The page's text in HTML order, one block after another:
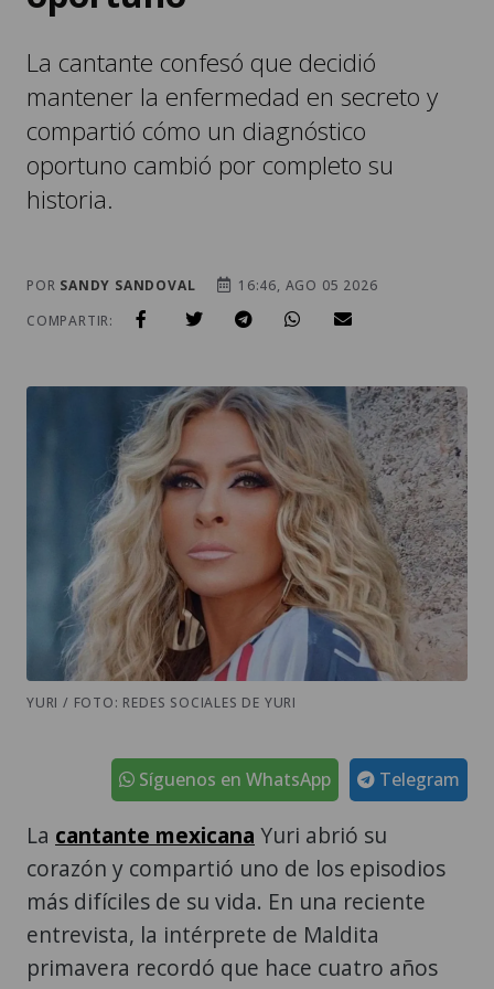
La cantante confesó que decidió
mantener la enfermedad en secreto y
compartió cómo un diagnóstico
oportuno cambió por completo su
historia.
POR SANDY SANDOVAL
16:46, AGO 05 2026
COMPARTIR:
YURI / FOTO: REDES SOCIALES DE YURI
Telegram
Síguenos en WhatsApp
La cantante mexicana Yuri abrió su
corazón y compartió uno de los episodios
más difíciles de su vida. En una reciente
entrevista, la intérprete de Maldita
primavera recordó que hace cuatro años